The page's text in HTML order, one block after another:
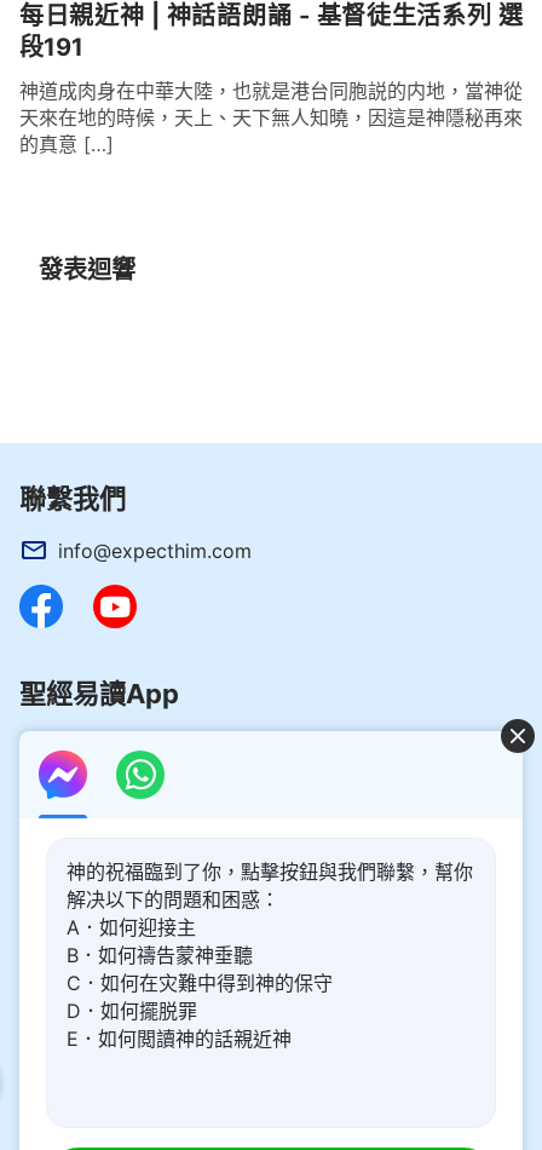
每日親近神 | 神話語朗誦 - 基督徒生活系列 選
段191
神道成肉身在中華大陸，也就是港台同胞説的内地，當神從
天來在地的時候，天上、天下無人知曉，因這是神隱秘再來
的真意 […]
發表迴響
聯繫我們
info@expecthim.com
聖經易讀App
你想了解主再來的奥秘，喜迎主重歸嗎？以下内容將為你帶
來幫助。請點擊進入閲讀、觀看！
通過Messenger與我們聯繫
神的祝福臨到了你，點擊按鈕與我們聯繫，幫你
解决以下的問題和困惑：
A．如何迎接主
B．如何禱告蒙神垂聽
C．如何在灾難中得到神的保守
D．如何擺脱罪
E．如何閲讀神的話親近神